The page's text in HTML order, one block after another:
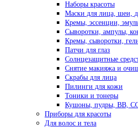
Наборы красоты
Маски для лица, шеи,
Кремы, эссенции,
Сыворотки, ампулы,
Кремы, сыворотки,
Патчи для глаз
Солнцезащитные
Снятие макияжа и
Скрабы для лица
Пилинги для кожи
Тоники и тонеры
Кушоны, пудры, ВВ,
Приборы для красоты
Для волос и тела